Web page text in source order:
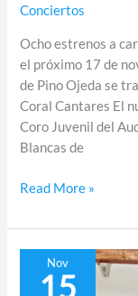
Conciertos
Ocho estrenos a
el próximo 17 de
de Pino Ojeda se
Coral Cantares El
Coro Juvenil del
Blancas de
Read More »
Nov
15